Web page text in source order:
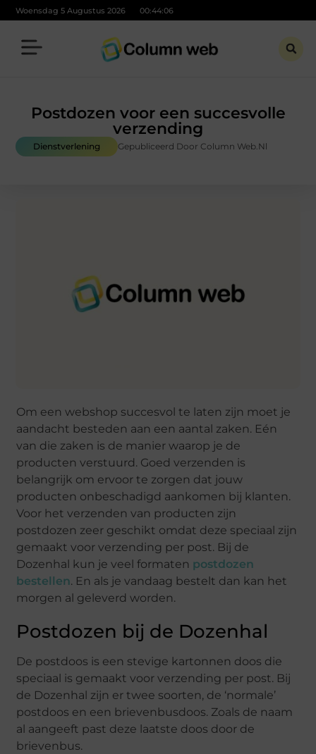
Woensdag 5 Augustus 2026 00:44:07
Postdozen voor een succesvolle
verzending
Dienstverlening Gepubliceerd Door Column Web.nl
Om een webshop succesvol te laten zijn moet je
aandacht besteden aan een aantal zaken. Eén
van die zaken is de manier waarop je de
producten verstuurd. Goed verzenden is
belangrijk om ervoor te zorgen dat jouw
producten onbeschadigd aankomen bij klanten.
Voor het verzenden van producten zijn
postdozen zeer geschikt omdat deze speciaal zijn
gemaakt voor verzending per post. Bij de
Dozenhal kun je veel formaten postdozen
bestellen. En als je vandaag bestelt dan kan het
morgen al geleverd worden.
Postdozen bij de Dozenhal
De postdoos is een stevige kartonnen doos die
speciaal is gemaakt voor verzending per post. Bij
de Dozenhal zijn er twee soorten, de ‘normale’
postdoos en een brievenbusdoos. Zoals de naam
al aangeeft past deze laatste doos door de
brievenbus.